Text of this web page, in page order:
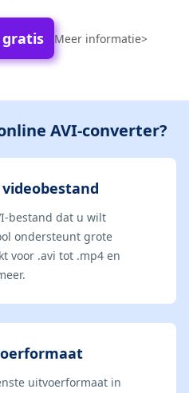
Meer informatie>
AVI-converter?
bestand dat u wilt
ondersteunt grote
voor .avi tot .mp4 en
uitvoerformaat in